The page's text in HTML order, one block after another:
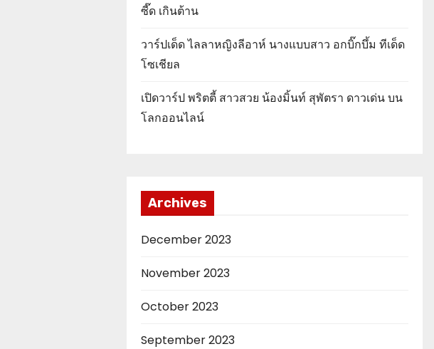
ซี๊ด เกินต้าน
วาร์ปเด็ด ไลลาหญิงลีอาห์ นางแบบสาว อกบิ๊กบึ้ม ทีเด็ด
โซเชียล
เปิดวาร์ป พริตตี้ สาวสวย น้องมิ้นท์ สุพัตรา ดาวเด่น บน
โลกออนไลน์
Archives
December 2023
November 2023
October 2023
September 2023